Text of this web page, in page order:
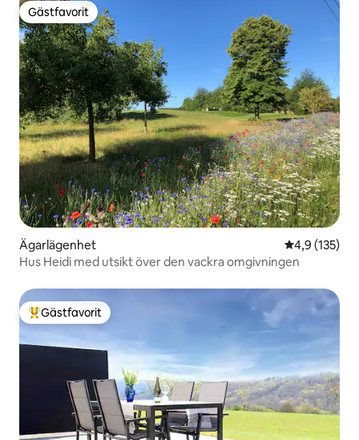
Gästfavorit
Gästfavorit
Ägarlägenhet 4,9 av 5 i
4,9 (135)
Hus Heidi med utsikt över den vackra omgivningen
Populär gästfavorit
Gästfavorit